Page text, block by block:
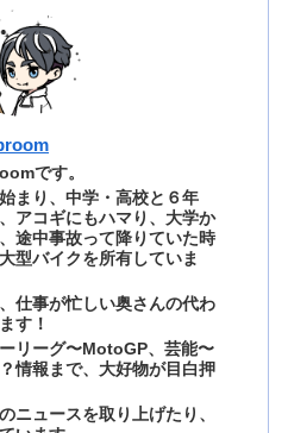
です。
まり、中学・高校と６年
アコギにもハマり、大学か
途中事故って降りていた時
型バイクを所有していま
仕事が忙しい奥さんの代わ
す！
リーグ〜MotoGP、芸能〜
情報まで、大好物が目白押
ニュースを取り上げたり、